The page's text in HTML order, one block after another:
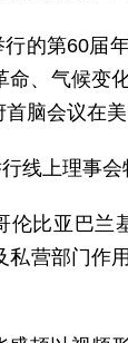
的第60届
、气候变
脑会议在美
线上理事会
伦比亚巴
营部门作